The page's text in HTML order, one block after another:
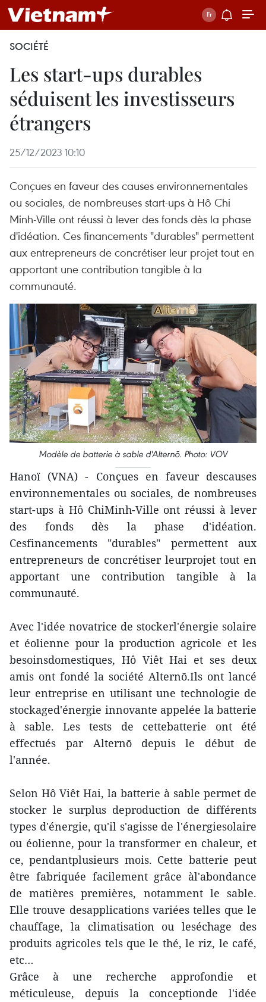
SOCIÉTÉ
Les start-ups durables
séduisent les investisseurs
étrangers
25/12/2023 10:10
Conçues en faveur des causes environnementales
ou sociales, de nombreuses start-ups à Hô Chi
Minh-Ville ont réussi à lever des fonds dès la phase
d'idéation. Ces financements "durables" permettent
aux entrepreneurs de concrétiser leur projet tout en
apportant une contribution tangible à la
communauté.
Modèle de batterie à sable d'Alternō. Photo: VOV
Hanoï (VNA) - Conçues en faveur descauses
environnementales ou sociales, de nombreuses
start-ups à Hô ChiMinh-Ville ont réussi à lever
des fonds dès la phase d'idéation.
Cesfinancements "durables" permettent aux
entrepreneurs de concrétiser leurprojet tout en
apportant une contribution tangible à la
communauté.
Avec l'idée novatrice de stockerl'énergie solaire
et éolienne pour la production agricole et les
besoinsdomestiques, Hô Viêt Hai et ses deux
amis ont fondé la société Alternō.Ils ont lancé
leur entreprise en utilisant une technologie de
stockaged'énergie innovante appelée la batterie
à sable. Les tests de cettebatterie ont été
effectués par Alternō depuis le début de
l'année.
Selon Hô Viêt Hai, la batterie à sable permet de
stocker le surplus deproduction de différents
types d'énergie, qu'il s'agisse de l'énergiesolaire
ou éolienne, pour la transformer en chaleur, et
ce, pendantplusieurs mois. Cette batterie peut
être fabriquée facilement grâce àl'abondance
de matières premières, notamment le sable.
Elle trouve desapplications variées telles que le
chauffage, la climatisation ou leséchage des
produits agricoles tels que le thé, le riz, le café,
etc…
Grâce à une recherche approfondie et
méticuleuse, depuis la conceptionde l'idée